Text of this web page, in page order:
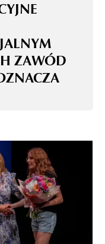
ZAWÓD